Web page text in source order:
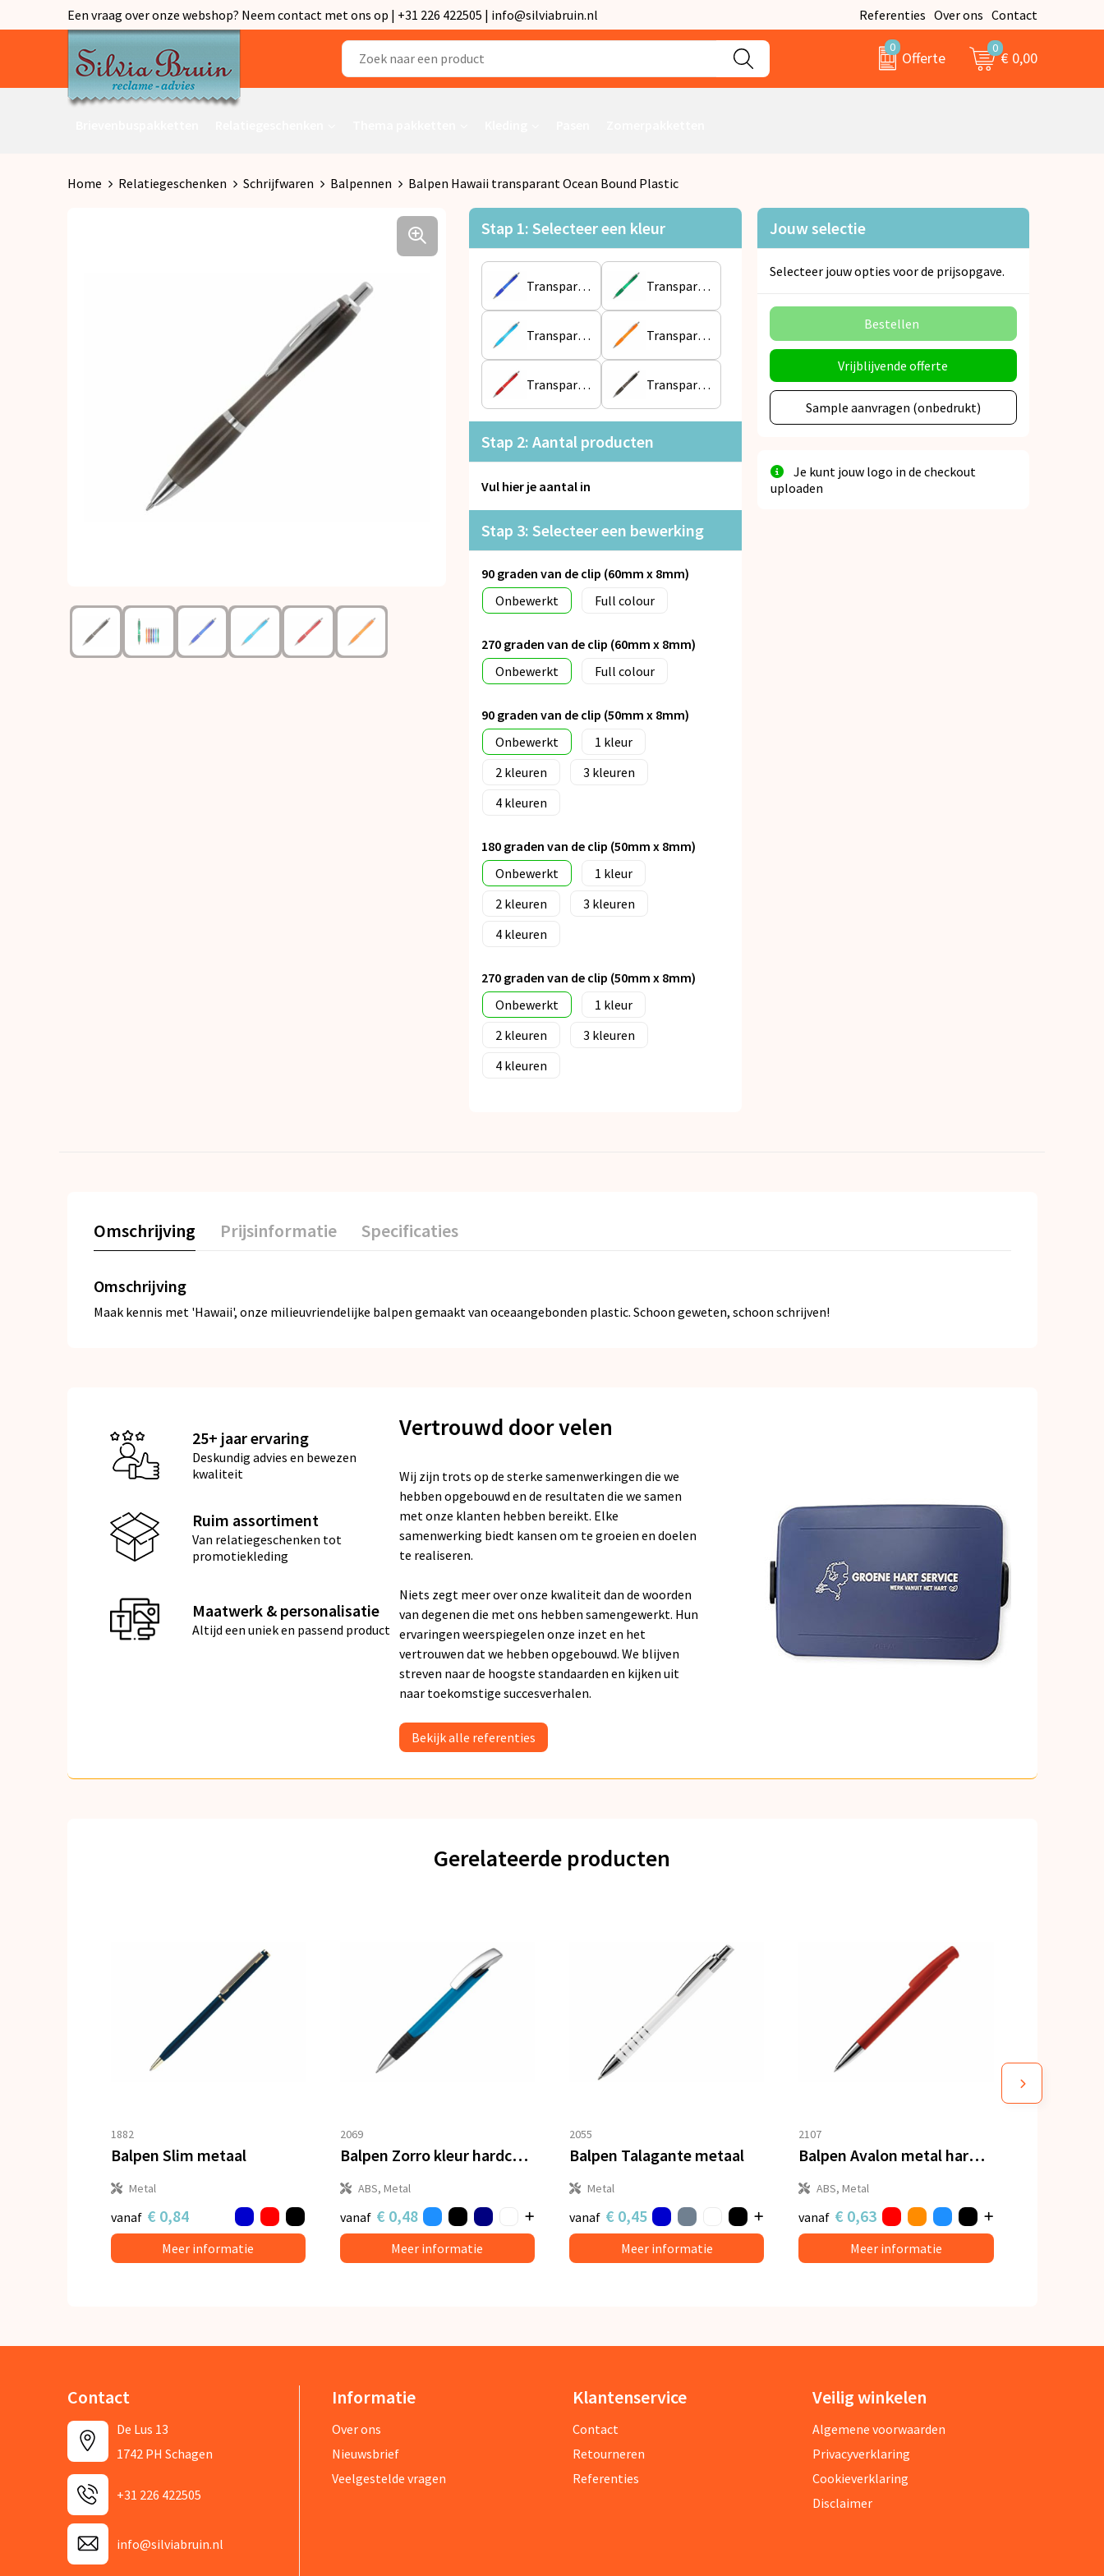
Een vraag over onze webshop? Neem contact met ons op | +31 226 422505 | info@silviabruin.nl Referenties Over ons Contact
0
Offerte
0
€ 0,00
Home Relatiegeschenken Schrijfwaren Balpennen Balpen Hawaii transparant Ocean Bound Plastic
Stap 1: Selecteer een kleur
Transparant / Blauw Transparant / Groen
Transparant / Lichtblauw Transparant / Oranje
Transparant / Rood Transparant / Zwart
Stap 2: Aantal producten
Vul hier je aantal in
Stap 3: Selecteer een bewerking
90 graden van de clip (60mm x 8mm)
Onbewerkt
Full colour
270 graden van de clip (60mm x 8mm)
Onbewerkt
Full colour
90 graden van de clip (50mm x 8mm)
Onbewerkt
1
2
3
4
180 graden van de clip (50mm x 8mm)
Onbewerkt
1
2
3
4
270 graden van de clip (50mm x 8mm)
Onbewerkt
1
2
3
4
Jouw selectie
Selecteer jouw opties voor de prijsopgave.
Bestellen
Vrijblijvende offerte
Sample aanvragen (onbedrukt)
Je kunt jouw logo in de checkout
uploaden
Omschrijving Prijsinformatie Specificaties
Omschrijving
Maak kennis met 'Hawaii', onze milieuvriendelijke balpen gemaakt van oceaangebonden plastic. Schoon geweten, schoon schrijven!
25+ jaar ervaring
Deskundig advies en bewezen
kwaliteit
Ruim assortiment
Van relatiegeschenken tot
promotiekleding
Maatwerk & personalisatie
Altijd een uniek en passend product
Vertrouwd door velen
Wij zijn trots op de sterke samenwerkingen die we
hebben opgebouwd en de resultaten die we samen
met onze klanten hebben bereikt. Elke
samenwerking biedt kansen om te groeien en doelen
te realiseren.
Niets zegt meer over onze kwaliteit dan de woorden
van degenen die met ons hebben samengewerkt. Hun
ervaringen weerspiegelen onze inzet en het
vertrouwen dat we hebben opgebouwd. We blijven
streven naar de hoogste standaarden en kijken uit
naar toekomstige succesverhalen.
Bekijk alle referenties
Gerelateerde producten
1882
Balpen Slim metaal
Metal
vanaf € 0,84
Meer informatie
2069
Balpen Zorro kleur hardcolour
ABS, Metal
vanaf € 0,48
Meer informatie
2055
Balpen Talagante metaal
Metal
vanaf € 0,45
Meer informatie
2107
Balpen Avalon metal hardcolour
ABS, Metal
vanaf € 0,63
Meer informatie
Contact
De Lus 13
1742 PH Schagen
+31 226 422505
info@silviabruin.nl
Informatie
Over ons
Nieuwsbrief
Veelgestelde vragen
Klantenservice
Contact
Retourneren
Referenties
Veilig winkelen
Algemene voorwaarden
Privacyverklaring
Cookieverklaring
Disclaimer